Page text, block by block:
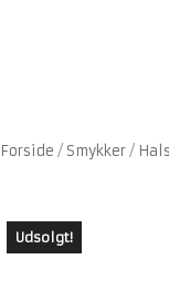
Forside / Smykker/
Udsolgt!